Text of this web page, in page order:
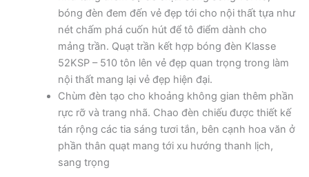
bóng đèn đem đến vẻ đẹp tới cho nội thất tựa như
nét chấm phá cuốn hút để tô điểm dành cho
mảng trần. Quạt trần kết hợp bóng đèn Klasse
52KSP – 510 tôn lên vẻ đẹp quan trọng trong làm
nội thất mang lại vẻ đẹp hiện đại.
Chùm đèn tạo cho khoảng không gian thêm phần
rực rỡ và trang nhã. Chao đèn chiếu được thiết kế
tán rộng các tia sáng tươi tắn, bên cạnh hoa văn ở
phần thân quạt mang tới xu hướng thanh lịch,
sang trọng